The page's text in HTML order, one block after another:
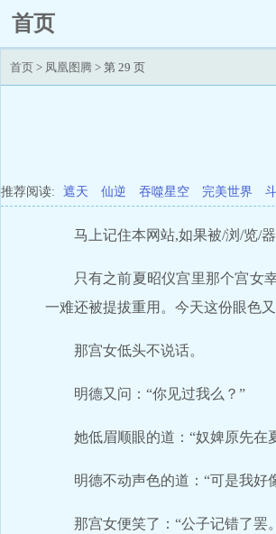
首页
首页 > 凤凰图腾 > 第 29 页
推荐阅读: 遮天 仙逆 吞噬星空 完美世界
马上记住本网站,如果被/浏/览/
只有之前夏昭仪宫里那个宫女
一难还被提拔重用。今天这份眼色
那宫女低头不说话。
明德又问：“你见过我么？”
她低眉顺眼的道：“奴婢原先在
明德不动声色的道：“可是我好
那宫女便笑了：“公子记错了罢